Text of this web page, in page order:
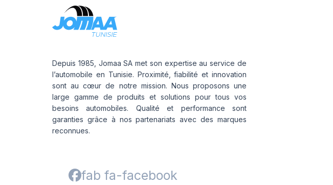
Depuis 1985, Jomaa SA met son expertise au service de
l’automobile en Tunisie. Proximité, fiabilité et innovation
sont au cœur de notre mission. Nous proposons une
large gamme de produits et solutions pour tous vos
besoins automobiles. Qualité et performance sont
garanties grâce à nos partenariats avec des marques
reconnues.
fab fa-facebook